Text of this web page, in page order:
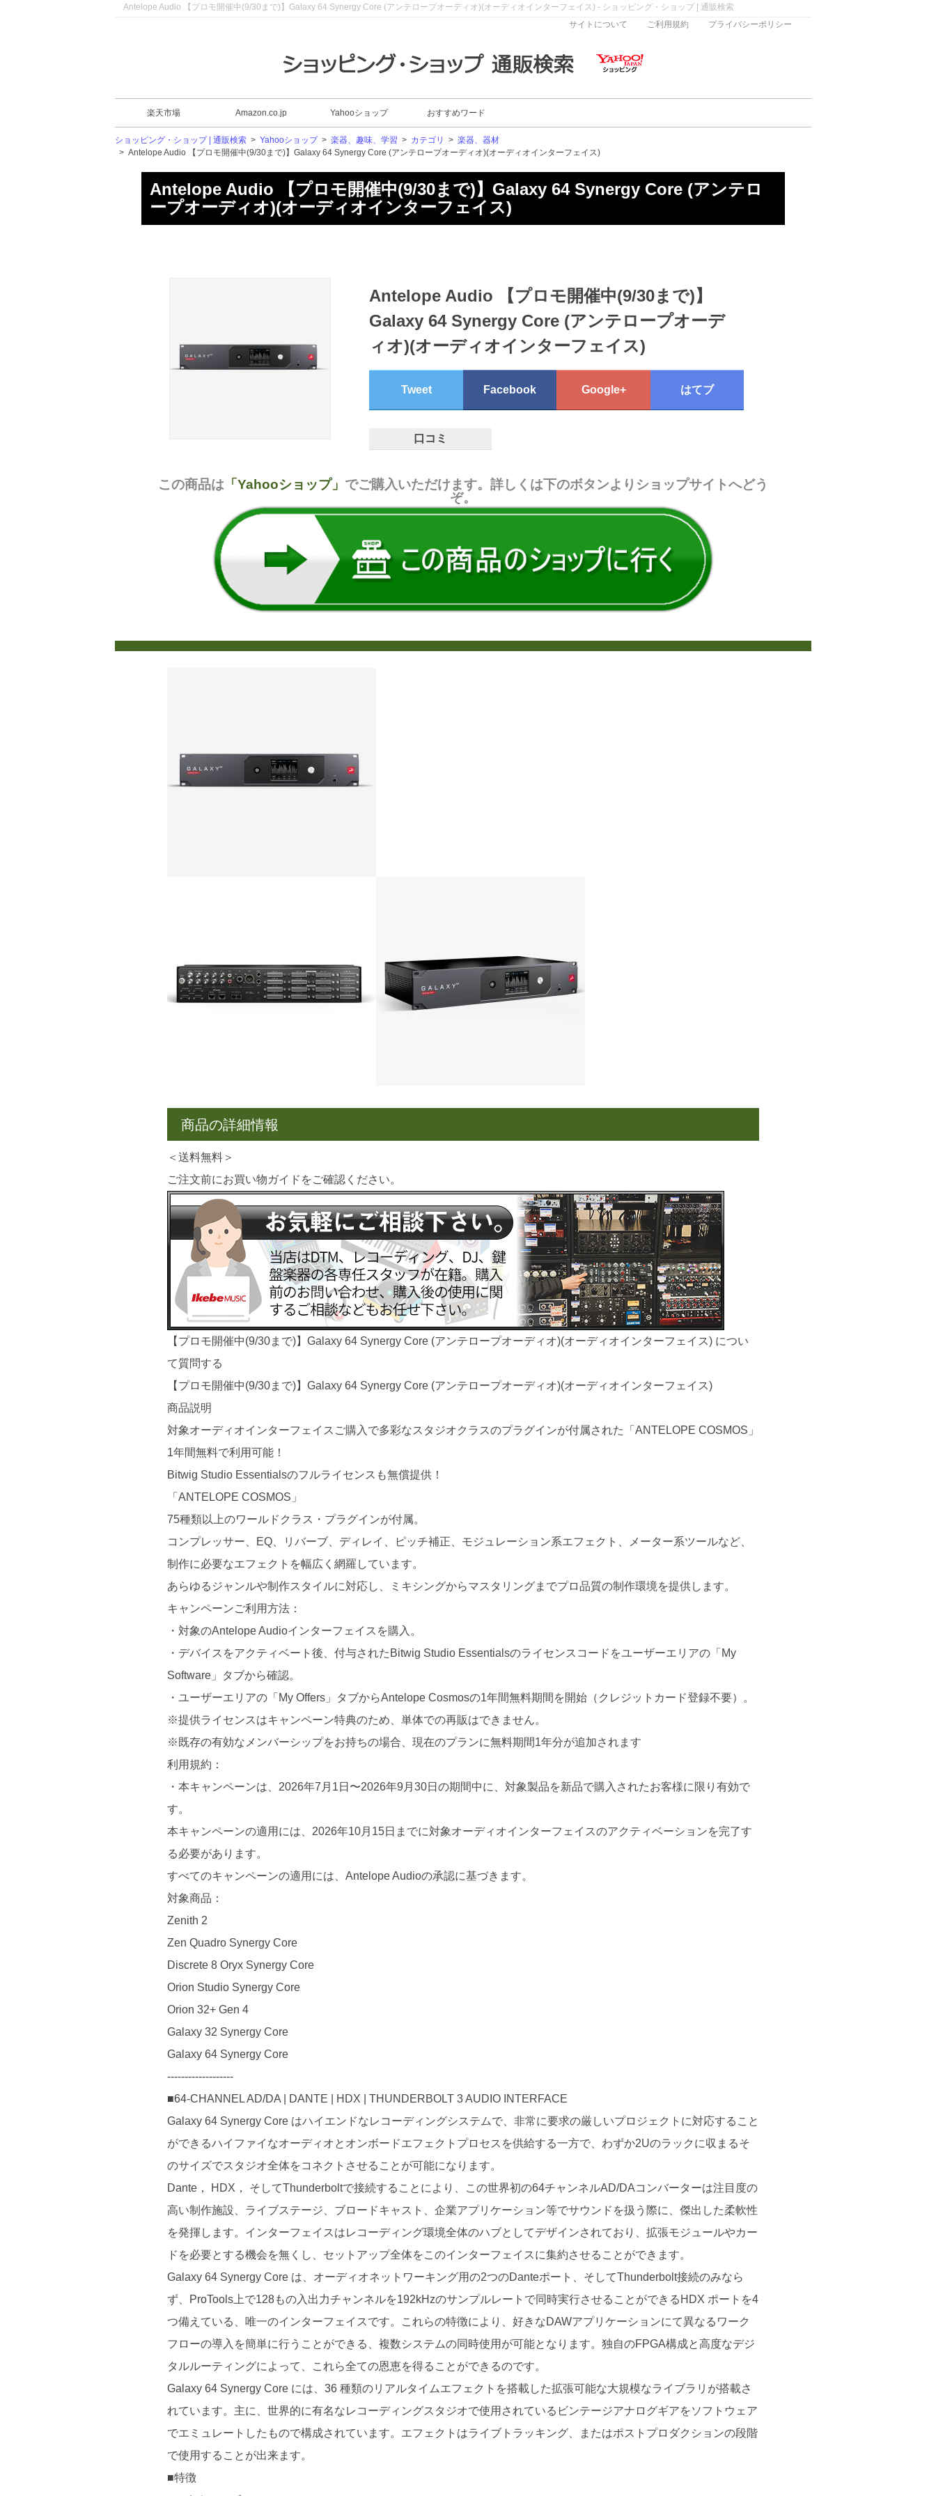
Antelope Audio 【プロモ開催中(9/30まで)】Galaxy 64 Synergy Core (アンテロープオーディオ)(オーディオインターフェイス) - ショッピング・ショップ | 通販検索
サイトについて
ご利用規約 プライバシーポリシー
楽天市場 Amazon.co.jp Yahooショップ おすすめワード
ショッピング・ショップ | 通販検索 > Yahooショップ > 楽器、趣味、学習 > カテゴリ > 楽器、器材
> Antelope Audio 【プロモ開催中(9/30まで)】Galaxy 64 Synergy Core (アンテロープオーディオ)(オーディオインターフェイス)
Antelope Audio 【プロモ開催中(9/30まで)】Galaxy 64 Synergy Core (アンテロ
ープオーディオ)(オーディオインターフェイス)
Antelope Audio 【プロモ開催中(9/30まで)】
Galaxy 64 Synergy Core (アンテロープオーデ
ィオ)(オーディオインターフェイス)
Tweet Facebook Google+ はてブ
口コミ
この商品は 「Yahooショップ」 でご購入いただけます。詳しくは下のボタンよりショップサイトへどう
ぞ。
商品の詳細情報
＜送料無料＞
ご注文前にお買い物ガイドをご確認ください。
【プロモ開催中(9/30まで)】Galaxy 64 Synergy Core (アンテロープオーディオ)(オーディオインターフェイス) につい
て質問する
【プロモ開催中(9/30まで)】Galaxy 64 Synergy Core (アンテロープオーディオ)(オーディオインターフェイス)
商品説明
対象オーディオインターフェイスご購入で多彩なスタジオクラスのプラグインが付属された「ANTELOPE COSMOS」
1年間無料で利用可能！
Bitwig Studio Essentialsのフルライセンスも無償提供！
「ANTELOPE COSMOS」
75種類以上のワールドクラス・プラグインが付属。
コンプレッサー、EQ、リバーブ、ディレイ、ピッチ補正、モジュレーション系エフェクト、メーター系ツールなど、
制作に必要なエフェクトを幅広く網羅しています。
あらゆるジャンルや制作スタイルに対応し、ミキシングからマスタリングまでプロ品質の制作環境を提供します。
キャンペーンご利用方法：
・対象のAntelope Audioインターフェイスを購入。
・デバイスをアクティベート後、付与されたBitwig Studio Essentialsのライセンスコードをユーザーエリアの「My
Software」タブから確認。
・ユーザーエリアの「My Offers」タブからAntelope Cosmosの1年間無料期間を開始（クレジットカード登録不要）。
※提供ライセンスはキャンペーン特典のため、単体での再販はできません。
※既存の有効なメンバーシップをお持ちの場合、現在のプランに無料期間1年分が追加されます
利用規約：
・本キャンペーンは、2026年7月1日〜2026年9月30日の期間中に、対象製品を新品で購入されたお客様に限り有効で
す。
本キャンペーンの適用には、2026年10月15日までに対象オーディオインターフェイスのアクティベーションを完了す
る必要があります。
すべてのキャンペーンの適用には、Antelope Audioの承認に基づきます。
対象商品：
Zenith 2
Zen Quadro Synergy Core
Discrete 8 Oryx Synergy Core
Orion Studio Synergy Core
Orion 32+ Gen 4
Galaxy 32 Synergy Core
Galaxy 64 Synergy Core
-------------------
■64-CHANNEL AD/DA | DANTE | HDX | THUNDERBOLT 3 AUDIO INTERFACE
Galaxy 64 Synergy Core はハイエンドなレコーディングシステムで、非常に要求の厳しいプロジェクトに対応すること
ができるハイファイなオーディオとオンボードエフェクトプロセスを供給する一方で、わずか2Uのラックに収まるそ
のサイズでスタジオ全体をコネクトさせることが可能になります。
Dante， HDX， そしてThunderboltで接続することにより、この世界初の64チャンネルAD/DAコンバーターは注目度の
高い制作施設、ライブステージ、ブロードキャスト、企業アプリケーション等でサウンドを扱う際に、傑出した柔軟性
を発揮します。インターフェイスはレコーディング環境全体のハブとしてデザインされており、拡張モジュールやカー
ドを必要とする機会を無くし、セットアップ全体をこのインターフェイスに集約させることができます。
Galaxy 64 Synergy Core は、オーディオネットワーキング用の2つのDanteポート、そしてThunderbolt接続のみなら
ず、ProTools上で128もの入出力チャンネルを192kHzのサンプルレートで同時実行させることができるHDX ポートを4
つ備えている、唯一のインターフェイスです。これらの特徴により、好きなDAWアプリケーションにて異なるワーク
フローの導入を簡単に行うことができる、複数システムの同時使用が可能となります。独自のFPGA構成と高度なデジ
タルルーティングによって、これら全ての恩恵を得ることができるのです。
Galaxy 64 Synergy Core には、36 種類のリアルタイムエフェクトを搭載した拡張可能な大規模なライブラリが搭載さ
れています。主に、世界的に有名なレコーディングスタジオで使用されているビンテージアナログギアをソフトウェア
でエミュレートしたもので構成されています。エフェクトはライブトラッキング、またはポストプロダクションの段階
で使用することが出来ます。
■特徴